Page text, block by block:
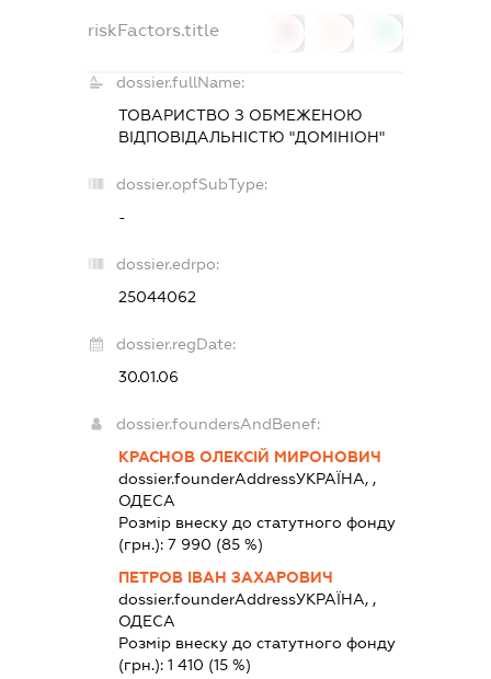
riskFactors.title
dossier.fullName:
ТОВАРИСТВО З ОБМЕЖЕНОЮ
ВІДПОВІДАЛЬНІСТЮ "ДОМІНІОН"
dossier.opfSubType:
-
dossier.edrpo:
25044062
dossier.regDate:
30.01.06
dossier.foundersAndBenef:
КРАСНОВ ОЛЕКСІЙ МИРОНОВИЧ
dossier.founderAddressУКРАЇНА, ,
ОДЕСА
Розмір внеску до статутного фонду
(грн.): 7 990 (85 %)
ПЕТРОВ ІВАН ЗАХАРОВИЧ
dossier.founderAddressУКРАЇНА, ,
ОДЕСА
Розмір внеску до статутного фонду
(грн.): 1 410 (15 %)